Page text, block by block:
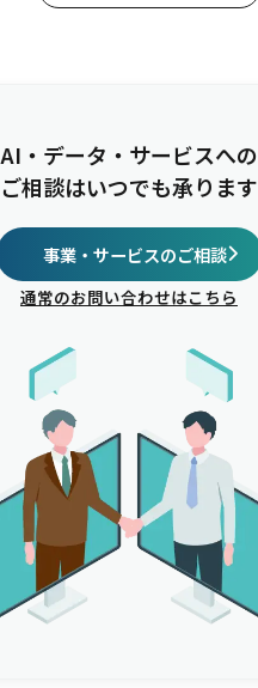
AI・データ・サービスへの
ご相談はいつでも承ります
事業・サービスのご相談
通常のお問い合わせはこちら